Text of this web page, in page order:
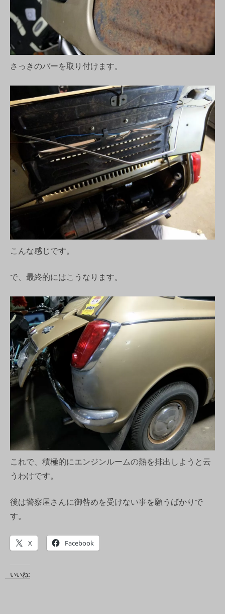
さっきのバーを取り付けます。
こんな感じです。
で、最終的にはこうなります。
これで、積極的にエンジンルームの熱を排出しようと云
うわけです。
後は警察屋さんに御咎めを受けない事を願うばかりで
す。
X Facebook
いいね: